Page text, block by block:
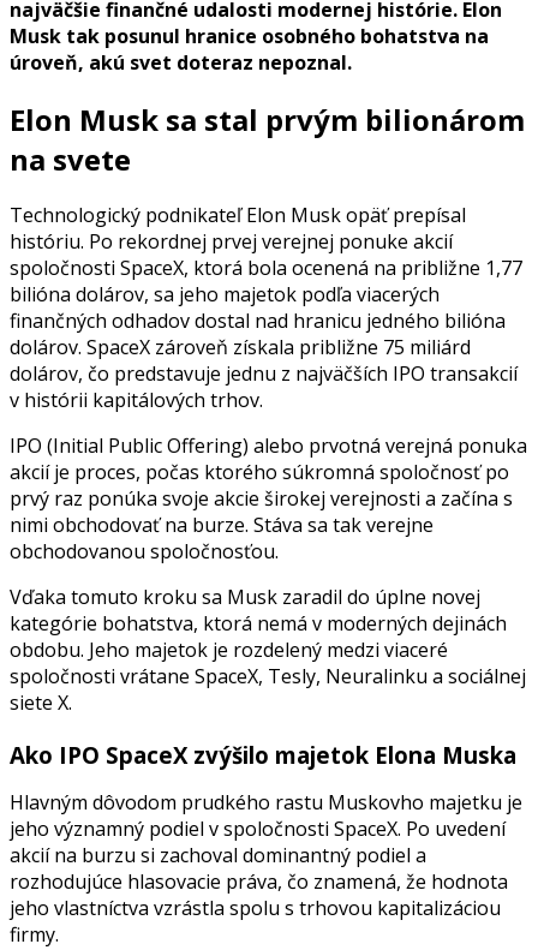
najväčšie finančné udalosti modernej histórie. Elon
Musk tak posunul hranice osobného bohatstva na
úroveň, akú svet doteraz nepoznal.
Elon Musk sa stal prvým bilionárom
na svete
Technologický podnikateľ Elon Musk opäť prepísal
históriu. Po rekordnej prvej verejnej ponuke akcií
spoločnosti SpaceX, ktorá bola ocenená na približne 1,77
bilióna dolárov, sa jeho majetok podľa viacerých
finančných odhadov dostal nad hranicu jedného bilióna
dolárov. SpaceX zároveň získala približne 75 miliárd
dolárov, čo predstavuje jednu z najväčších IPO transakcií
v histórii kapitálových trhov.
IPO (Initial Public Offering) alebo prvotná verejná ponuka
akcií je proces, počas ktorého súkromná spoločnosť po
prvý raz ponúka svoje akcie širokej verejnosti a začína s
nimi obchodovať na burze. Stáva sa tak verejne
obchodovanou spoločnosťou.
Vďaka tomuto kroku sa Musk zaradil do úplne novej
kategórie bohatstva, ktorá nemá v moderných dejinách
obdobu. Jeho majetok je rozdelený medzi viaceré
spoločnosti vrátane SpaceX, Tesly, Neuralinku a sociálnej
siete X.
Ako IPO SpaceX zvýšilo majetok Elona Muska
Hlavným dôvodom prudkého rastu Muskovho majetku je
jeho významný podiel v spoločnosti SpaceX. Po uvedení
akcií na burzu si zachoval dominantný podiel a
rozhodujúce hlasovacie práva, čo znamená, že hodnota
jeho vlastníctva vzrástla spolu s trhovou kapitalizáciou
firmy.